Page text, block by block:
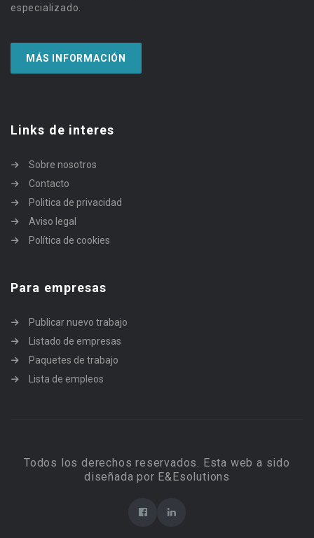
especializado.
MÁS INFORMACIÓN
Links de interes
Sobre nosotros
Contacto
Politica de privacidad
Aviso legal
Política de cookies
Para empresas
Publicar nuevo trabajo
Listado de empresas
Paquetes de trabajo
Lista de empleos
Todos los derechos reservados. Esta web a sido
diseñada por E&Esolutions